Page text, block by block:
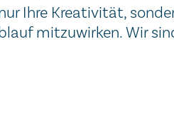
Ihre Kreativität,
mitzuwirken. Wir